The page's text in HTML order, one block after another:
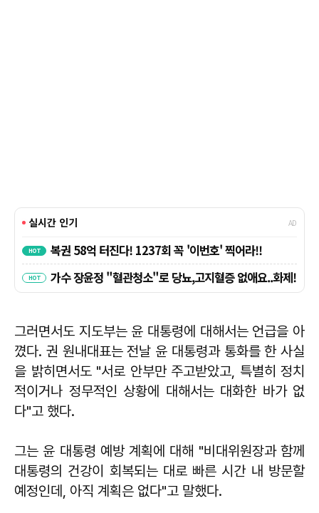
그러면서도 지도부는 윤 대통령에 대해서는 언급을 아
꼈다. 권 원내대표는 전날 윤 대통령과 통화를 한 사실
을 밝히면서도 "서로 안부만 주고받았고, 특별히 정치
적이거나 정무적인 상황에 대해서는 대화한 바가 없
다"고 했다.
그는 윤 대통령 예방 계획에 대해 "비대위원장과 함께
대통령의 건강이 회복되는 대로 빠른 시간 내 방문할
예정인데, 아직 계획은 없다"고 말했다.